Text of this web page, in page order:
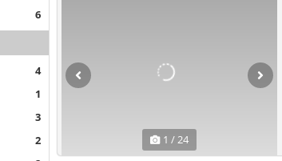
6
4
1
3
2
1 / 24